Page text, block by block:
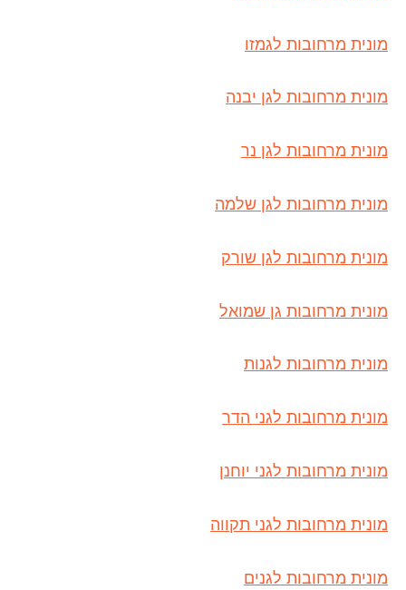
מונית מרחובות לגמזו
מונית מרחובות לגן יבנה
מונית מרחובות לגן נר
מונית מרחובות לגן שלמה
מונית מרחובות לגן שורק
מונית מרחובות גן שמואל
מונית מרחובות לגנות
מונית מרחובות לגני הדר
מונית מרחובות לגני יוחנן
מונית מרחובות לגני תקווה
מונית מרחובות לגנים